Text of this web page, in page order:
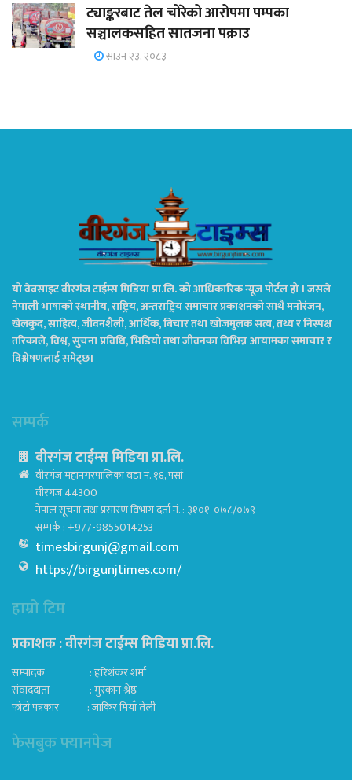
ट्याङ्करबाट तेल चोरेको आरोपमा पम्पका
सञ्चालकसहित सातजना पक्राउ
साउन २३, २०८३
यो वेबसाइट वीरगंज टाईम्स मिडिया प्रा.लि. को आधिकारिक न्यूज पोर्टल हो । जसले
नेपाली भाषाको स्थानीय, राष्ट्रिय, अन्तराष्ट्रिय समाचार प्रकाशनको साथै मनोरंजन,
खेलकुद, साहित्य, जीवनशैली, आर्थिक, बिचार तथा खोजमुलक सत्य, तथ्य र निस्पक्ष
तरिकाले, विश्व, सुचना प्रविधि, भिडियो तथा जीवनका विभिन्न आयामका समाचार र
विश्लेषणलाई समेट्छ।
सम्पर्क
वीरगंज टाईम्स मिडिया प्रा.लि.
वीरगंज महानगरपालिका वडा नं. १६, पर्सा
वीरगंज 44300
नेपाल सूचना तथा प्रसारण विभाग दर्ता नं. : ३१०१-०७८/०७९
सम्पर्क : +977-9855014253
timesbirgunj@gmail.com
https://birgunjtimes.com/
हाम्रो टिम
प्रकाशक : वीरगंज टाईम्स मिडिया प्रा‍.लि.
सम्पादक : हरिशंकर शर्मा
संवाददाता : मुस्कान श्रेष्ठ
फोटो पत्रकार : जाकिर मियाँ तेली
फेसबुक फ्यानपेज